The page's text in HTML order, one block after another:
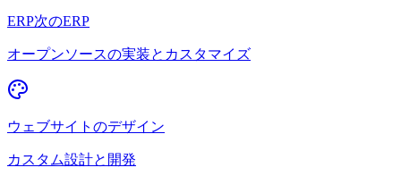
ERP次のERP
オープンソースの実装とカスタマイズ
ウェブサイトのデザイン
カスタム設計と開発